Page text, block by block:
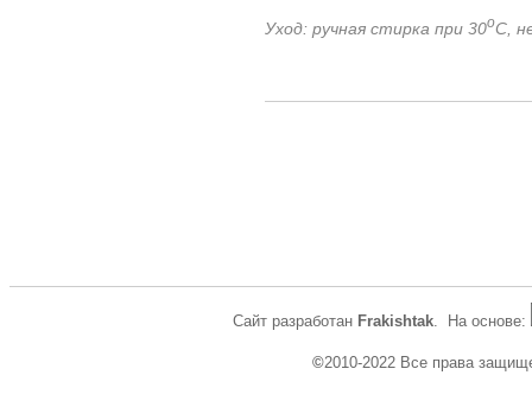
Уход: ручная стирка при 30оС,
Сайт разработан Frakishtak. На основе:
©2010-2022 Все права